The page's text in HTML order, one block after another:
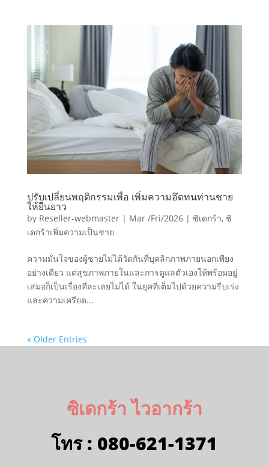
ปรับเปลี่ยนพฤติกรรมเพื่อ เพิ่มความอึดทนท่านชาย
ให้ยืนยาว
by Reseller-webmaster| Mar /Fri/2026| ซิเดกร้า, ซิ
เดกร้าเพิ่มความเป็นชาย
ความมั่นใจของผู้ชายไม่ได้วัดกันที่บุคลิกภาพภายนอกเพียง
อย่างเดียว แต่สุขภาพภายในและการดูแลตัวเองให้พร้อมอยู่
เสมอก็เป็นเรื่องที่ละเลยไม่ได้ ในยุคที่เต็มไปด้วยความรีบเร่ง
และความเครียด...
« Older Entries
ซิเดกร้า ไวอากร้า
โทร : 080-621-1371